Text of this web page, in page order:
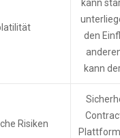
kann
den
kann
Risiken